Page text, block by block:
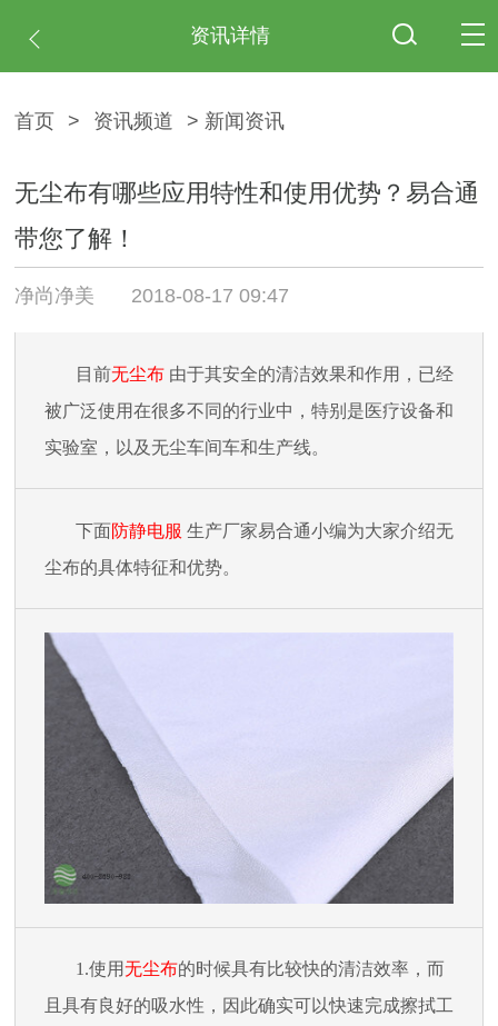
资讯详情
首页 > 资讯频道 > 新闻资讯
无尘布有哪些应用特性和使用优势？易合通
带您了解！
净尚净美 2018-08-17 09:47
目前无尘布 由于其安全的清洁效果和作用，已经
被广泛使用在很多不同的行业中，特别是医疗设备和
实验室，以及无尘车间车和生产线。
下面防静电服 生产厂家易合通小编为大家介绍无
尘布的具体特征和优势。
1.使用无尘布的时候具有比较快的清洁效率，而
且具有良好的吸水性，因此确实可以快速完成擦拭工